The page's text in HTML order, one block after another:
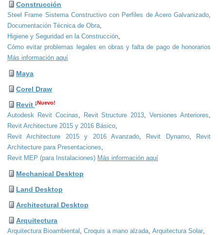
Construcción
Steel Frame Sistema Constructivo con Perfiles de Acero Galvanizado,
Documentación Técnica de Obra,
Higiene y Seguridad en la Construcción,
Cómo evitar problemas legales en obras y falta de pago de honorarios
Más información aquí
Maya
Corel Draw
Revit ¡Nuevo!
Autodesk Revit Cocinas, Revit Structure 2013,Versiones Anteriores,
Revit Architecture 2015 y 2016 Básico,
Revit Architecture 2015 y 2016 Avanzado, Revit Dynamo,
Revit
Architecture para Presentaciones,
Revit MEP (para Instalaciones) Más información aquí
Mechanical Desktop
Land Desktop
Architectural Desktop
Arquitectura
Arquitectura Bioambiental , Croquis a mano alzada, Arquitectura Solar,